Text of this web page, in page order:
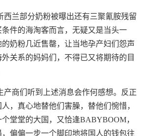
兰部分奶粉被曝出还有三聚氰胺残留
件的海淘客而言，无疑又是当头一
奶粉几近售罄，让当地孕产妇们怨声
关系的妈妈们，不得已又将期待的目
商们听到上述消息会作何感想。反正
，真心地替他们害臊，替他们惋惜，
堂堂的大国，又恰逢BABYBOOM，
偏偏一步一个脚印地将国人的钱包往